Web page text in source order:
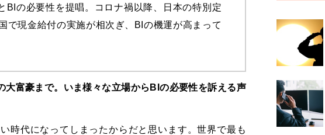
BIの必要性を提唱。コロナ禍以降、日本の特別定
で現金給付の実施が相次ぎ、BIの機運が高まって
富豪まで。いま様々な立場からBIの必要性を訴える声
時代になってしまったからだと思います。世界で最も